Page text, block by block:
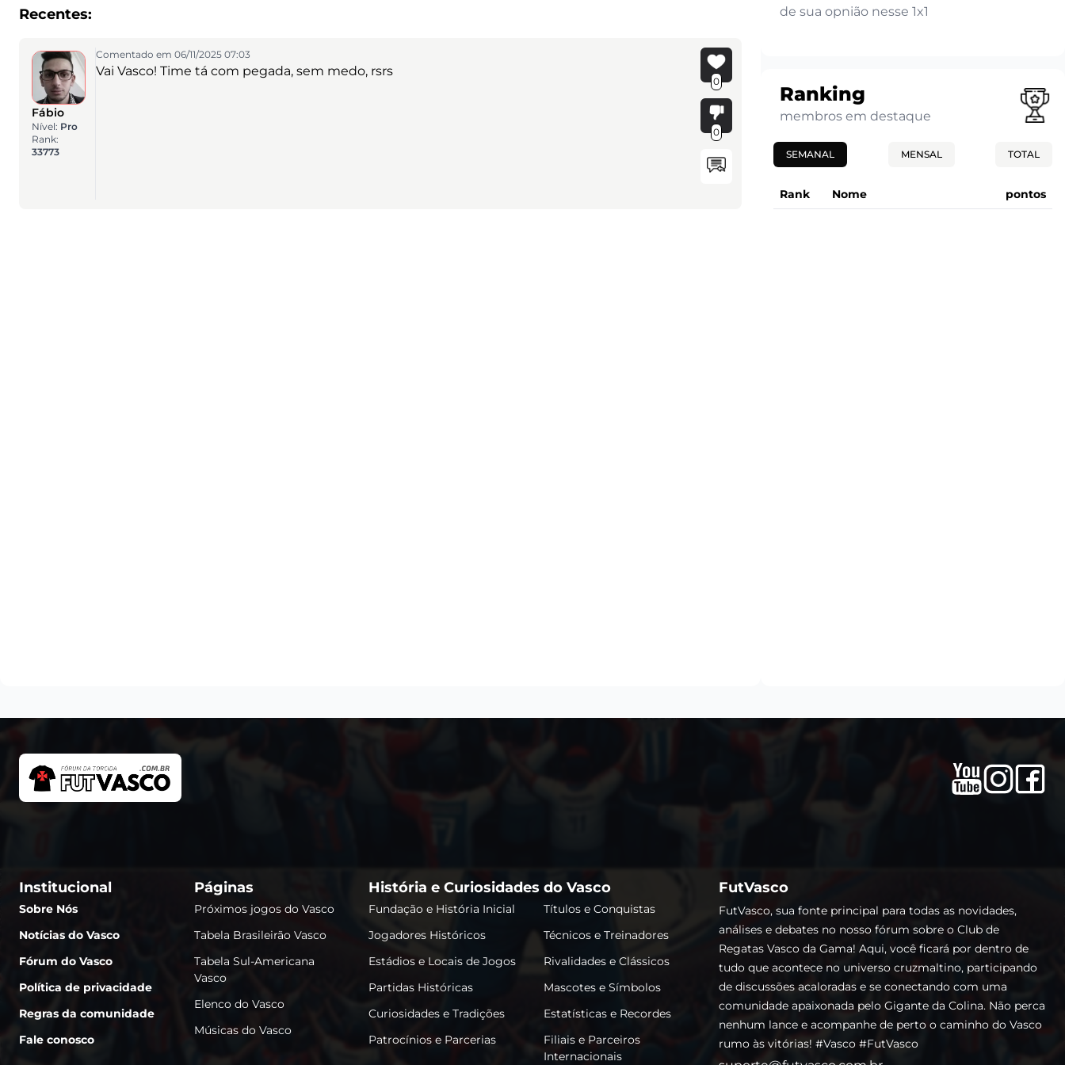
Recentes:
Fábio
Nível: Pro
Rank:
33773
Comentado em 06/11/2025 07:03
Vai Vasco! Time tá com pegada, sem medo, rsrs
0
0
de sua opnião nesse 1x1
Ranking
membros em destaque
SEMANAL MENSAL TOTAL
Rank Nome pontos
Institucional
Sobre Nós
Notícias do Vasco
Fórum do Vasco
Política de privacidade
Regras da comunidade
Fale conosco
Páginas
Próximos jogos do Vasco
Tabela Brasileirão Vasco
Tabela Sul-Americana
Vasco
Elenco do Vasco
Músicas do Vasco
História e Curiosidades do Vasco
Fundação e História Inicial
Títulos e Conquistas
Jogadores Históricos
Técnicos e Treinadores
Estádios e Locais de Jogos
Rivalidades e Clássicos
Partidas Históricas
Mascotes e Símbolos
Curiosidades e Tradições
Estatísticas e Recordes
Patrocínios e Parcerias
Filiais e Parceiros
Internacionais
FutVasco
FutVasco, sua fonte principal para todas as novidades,
análises e debates no nosso fórum sobre o Club de
Regatas Vasco da Gama! Aqui, você ficará por dentro de
tudo que acontece no universo cruzmaltino, participando
de discussões acaloradas e se conectando com uma
comunidade apaixonada pelo Gigante da Colina. Não perca
nenhum lance e acompanhe de perto o caminho do Vasco
rumo às vitórias! #Vasco #FutVasco